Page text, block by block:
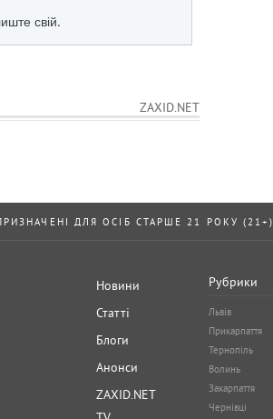
ZAXID.NET
ДЛЯ ОСІБ СТАРШЕ 21 РОКУ (21+)
Новини
Статті
Блоги
Анонси
ZAXID.NET
Рубрики
Львів
Прикарпаття
Тернопіль
Волинь
Закарпаття
Чернівці